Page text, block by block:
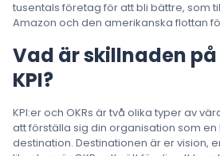
tusentals företag för att bli bättre, som
Amazon och den amerikanska flottan
Vad är skillnaden på
KPI?
KPI:er och OKRs är två olika typer av
att förställa sig din organisation som
destination. Destinationen är er vision,